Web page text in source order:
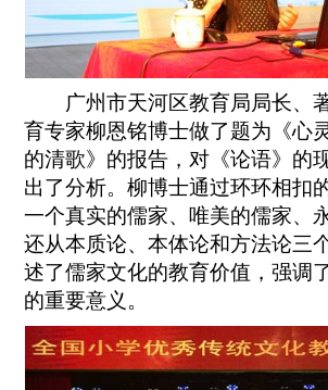
广州市天河区教育局局长、
育专家柳恩铭博士做了题为《心
的清歌》的报告，对《论语》的
出了分析。柳博士通过环环相扣
一个真实的儒家、唯美的儒家、
还从本质论、本体论和方法论三
述了儒家文化的教育价值，强调
的重要意义。